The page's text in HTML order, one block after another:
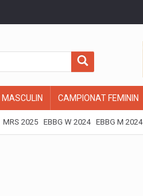
CAMPIONAT FEMININ
MRS 2025 EBBG W 2024 EBBG M 2024